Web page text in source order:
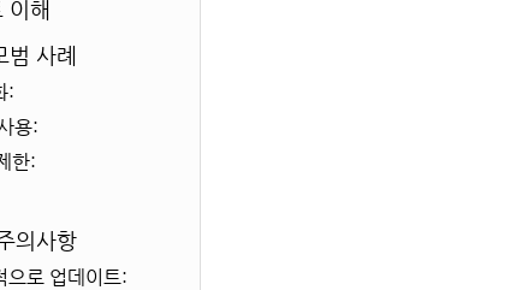
이해
사례
:
용:
한:
의사항
으로 업데이트: